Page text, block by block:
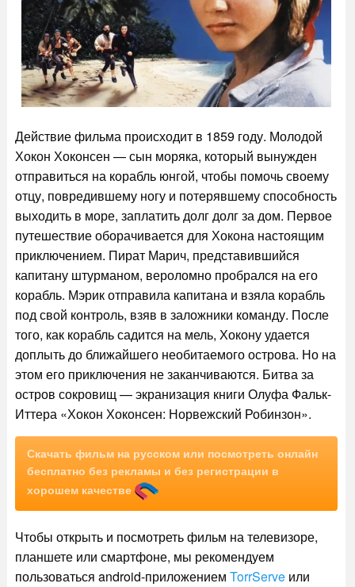
Действие фильма происходит в 1859 году. Молодой
Хокон Хоконсен — сын моряка, который вынужден
отправиться на корабль юнгой, чтобы помочь своему
отцу, повредившему ногу и потерявшему способность
выходить в море, заплатить долг долг за дом. Первое
путешествие оборачивается для Хокона настоящим
приключением. Пират Марич, представившийся
капитану штурманом, вероломно пробрался на его
корабль. Мэрик отправила капитана и взяла корабль
под свой контроль, взяв в заложники команду. После
того, как корабль садится на мель, Хокону удается
доплыть до ближайшего необитаемого острова. Но на
этом его приключения не заканчиваются. Битва за
остров сокровищ — экранизация книги Олуфа Фальк-
Иттера «Хокон Хоконсен: Норвежский Робинзон».
Скачать фильм на русском или посмотреть онлайн
бесплатно без рекламы и без регистрации в
хорошем качестве
Чтобы открыть и посмотреть фильм на телевизоре,
планшете или смартфоне, мы рекомендуем
пользоваться android-приложением TorrServeили